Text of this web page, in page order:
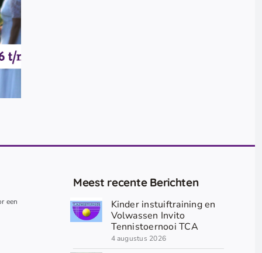
een
Meest recente Berichten
Kinder instuiftraining en
Volwassen Invito
Tennistoernooi TCA
4 augustus 2026